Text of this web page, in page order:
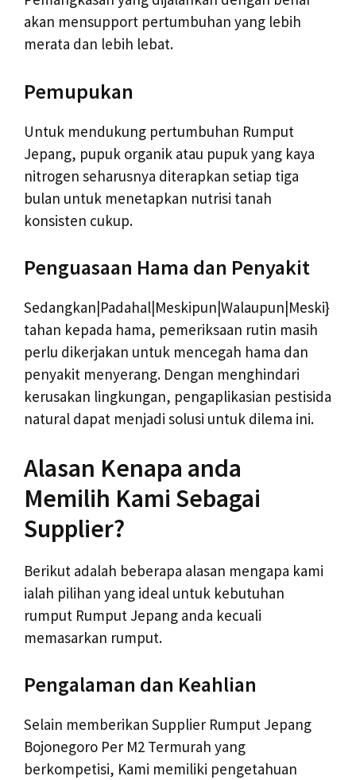
akan mensupport pertumbuhan yang lebih
merata dan lebih lebat.
Pemupukan
Untuk mendukung pertumbuhan Rumput
Jepang, pupuk organik atau pupuk yang kaya
nitrogen seharusnya diterapkan setiap tiga
bulan untuk menetapkan nutrisi tanah
konsisten cukup.
Penguasaan Hama dan Penyakit
Sedangkan|Padahal|Meskipun|Walaupun|Meski}
tahan kepada hama, pemeriksaan rutin masih
perlu dikerjakan untuk mencegah hama dan
penyakit menyerang. Dengan menghindari
kerusakan lingkungan, pengaplikasian pestisida
natural dapat menjadi solusi untuk dilema ini.
Alasan Kenapa anda
Memilih Kami Sebagai
Supplier?
Berikut adalah beberapa alasan mengapa kami
ialah pilihan yang ideal untuk kebutuhan
rumput Rumput Jepang anda kecuali
memasarkan rumput.
Pengalaman dan Keahlian
Selain memberikan Supplier Rumput Jepang
Bojonegoro Per M2 Termurah yang
berkompetisi, Kami memiliki pengetahuan